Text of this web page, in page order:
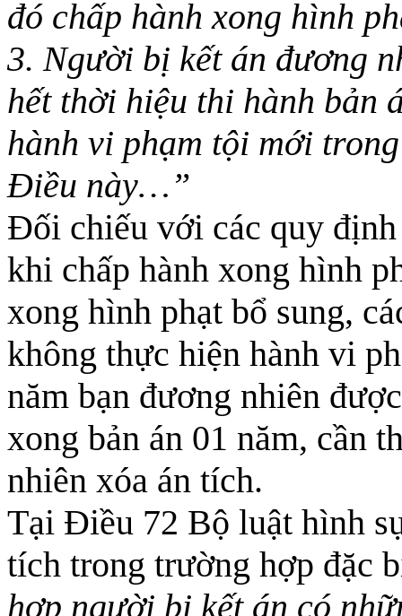
đó chấp hành xong hình
3. Người bị kết án đương
hết thời hiệu thi hành bản
hành vi phạm tội mới
Điều này…”
Đối chiếu với các quy
khi chấp hành xong hình
xong hình phạt bổ sung,
không thực hiện hành vi
năm bạn đương nhiên
xong bản án 01 năm, cần
nhiên xóa án tích.
Tại Điều 72 Bộ luật hình
tích trong trường hợp đặc
hợp người bị kết án có